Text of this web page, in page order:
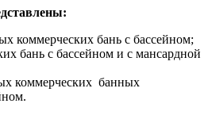
коммерческих бань с бассейном;
бань с бассейном и с мансардной
коммерческих банных